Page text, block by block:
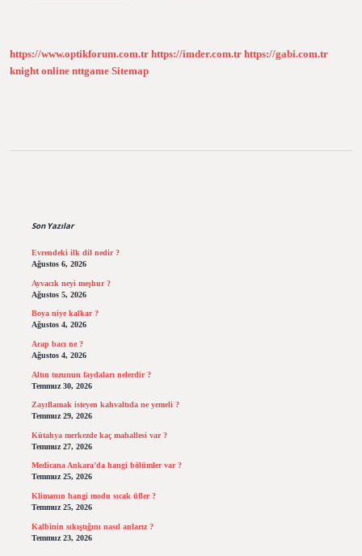
https://www.optikforum.com.tr https://imder.com.tr https://gabi.com.tr
knight online nttgame Sitemap
Son Yazılar
Evrendeki ilk dil nedir ?
Ağustos 6, 2026
Ayvacık neyi meşhur ?
Ağustos 5, 2026
Boya niye kalkar ?
Ağustos 4, 2026
Arap bacı ne ?
Ağustos 4, 2026
Altın tozunun faydaları nelerdir ?
Temmuz 30, 2026
Zayıflamak isteyen kahvaltıda ne yemeli ?
Temmuz 29, 2026
Kütahya merkezde kaç mahallesi var ?
Temmuz 27, 2026
Medicana Ankara’da hangi bölümler var ?
Temmuz 25, 2026
Klimanın hangi modu sıcak üfler ?
Temmuz 25, 2026
Kalbinin sıkıştığını nasıl anlarız ?
Temmuz 23, 2026